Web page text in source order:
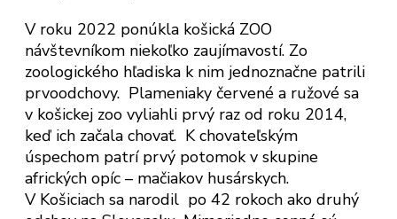
V roku 2022 ponúkla košická ZOO
návštevníkom niekoľko zaujímavostí. Zo
zoologického hľadiska k nim jednoznačne patrili
prvoodchovy. Plameniaky červené a ružové sa
v košickej zoo vyliahli prvý raz od roku 2014,
keď ich začala chovať. K chovateľským
úspechom patrí prvý potomok v skupine
afrických opíc – mačiakov husárskych.
V Košiciach sa narodil po 42 rokoch ako druhý